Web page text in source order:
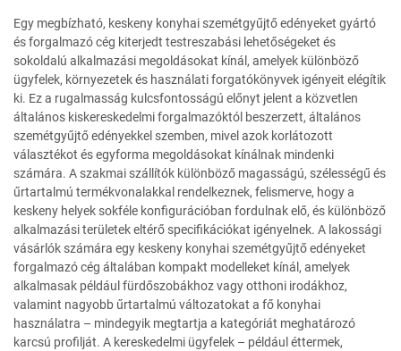
Egy megbízható, keskeny konyhai szemétgyűjtő edényeket gyártó
és forgalmazó cég kiterjedt testreszabási lehetőségeket és
sokoldalú alkalmazási megoldásokat kínál, amelyek különböző
ügyfelek, környezetek és használati forgatókönyvek igényeit elégítik
ki. Ez a rugalmasság kulcsfontosságú előnyt jelent a közvetlen
általános kiskereskedelmi forgalmazóktól beszerzett, általános
szemétgyűjtő edényekkel szemben, mivel azok korlátozott
választékot és egyforma megoldásokat kínálnak mindenki
számára. A szakmai szállítók különböző magasságú, szélességű és
űrtartalmú termékvonalakkal rendelkeznek, felismerve, hogy a
keskeny helyek sokféle konfigurációban fordulnak elő, és különböző
alkalmazási területek eltérő specifikációkat igényelnek. A lakossági
vásárlók számára egy keskeny konyhai szemétgyűjtő edényeket
forgalmazó cég általában kompakt modelleket kínál, amelyek
alkalmasak például fürdőszobákhoz vagy otthoni irodákhoz,
valamint nagyobb űrtartalmú változatokat a fő konyhai
használatra – mindegyik megtartja a kategóriát meghatározó
karcsú profilját. A kereskedelmi ügyfelek – például éttermek,